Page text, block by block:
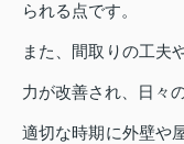
られる点です。
また、間取りの工夫
力が改善され、日々
適切な時期に外壁や